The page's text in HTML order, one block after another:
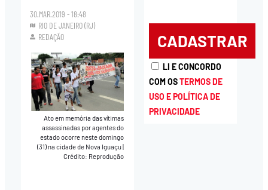
30.MAR.2019 - 18:48
RIO DE JANEIRO (RJ)
REDAÇÃO
Ato em memória das vítimas
assassinadas por agentes do
estado ocorre neste domingo
(31) na cidade de Nova Iguaçu
Crédito: Reprodução
LI E CONCORDO
COM OSTERMOS DE
USO E POLÍTICA DE
PRIVACIDADE